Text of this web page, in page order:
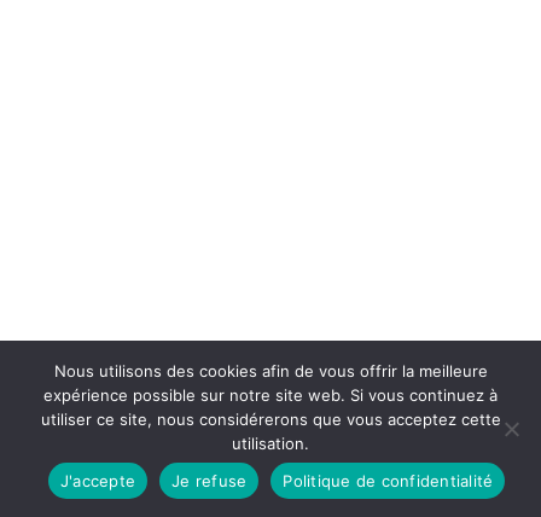
Nous utilisons des cookies afin de vous offrir la meilleure
expérience possible sur notre site web. Si vous continuez à
utiliser ce site, nous considérerons que vous acceptez cette
utilisation.
J'accepte
Je refuse Politique de confidentialité